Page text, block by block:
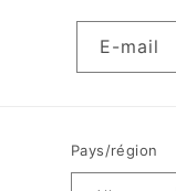
E-mail
Pays/région